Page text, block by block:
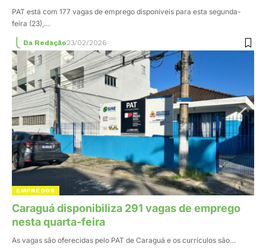
PAT está com 177 vagas de emprego disponíveis para esta segunda-
feira (23),…
Da Redação23/02/2026
EMPREGOS
Caraguá disponibiliza 291 vagas de emprego
nesta quarta-feira
As vagas são oferecidas pelo PAT de Caraguá e os currículos são…